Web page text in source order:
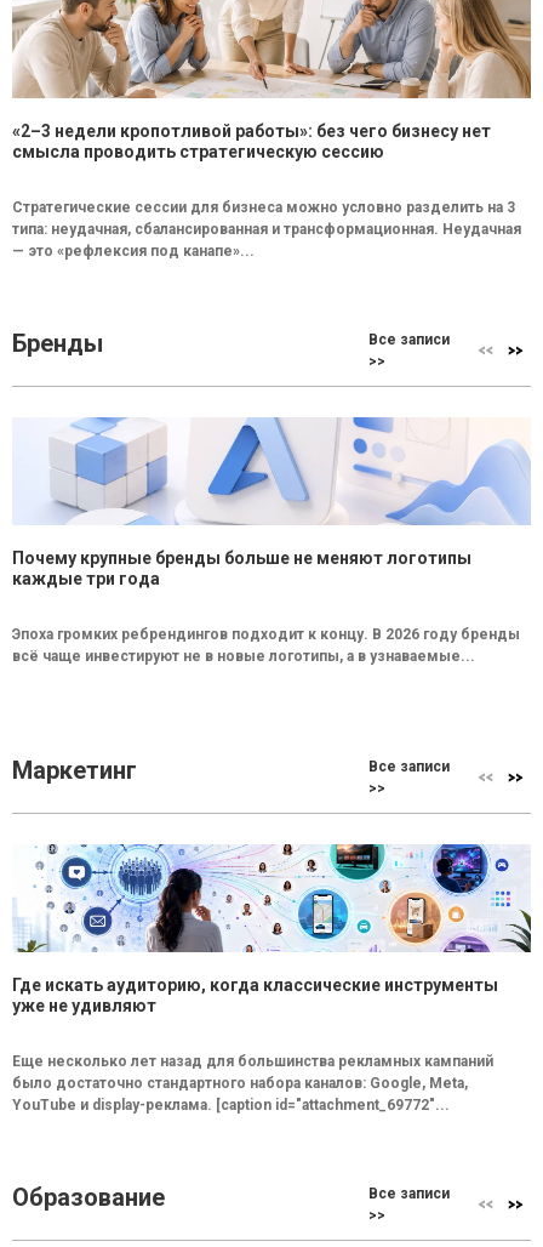
«2–3 недели кропотливой работы»: без чего бизнесу нет
смысла проводить стратегическую сессию
Стратегические сессии для бизнеса можно условно разделить на 3
типа: неудачная, сбалансированная и трансформационная. Неудачная
— это «рефлексия под канапе»...
Бренды
Все записи
>>
Почему крупные бренды больше не меняют логотипы
каждые три года
Эпоха громких ребрендингов подходит к концу. В 2026 году бренды
всё чаще инвестируют не в новые логотипы, а в узнаваемые...
Маркетинг
Все записи
>>
Где искать аудиторию, когда классические инструменты
уже не удивляют
Еще несколько лет назад для большинства рекламных кампаний
было достаточно стандартного набора каналов: Google, Meta,
YouTube и display-реклама. [caption id="attachment_69772"...
Образование
Все записи
>>